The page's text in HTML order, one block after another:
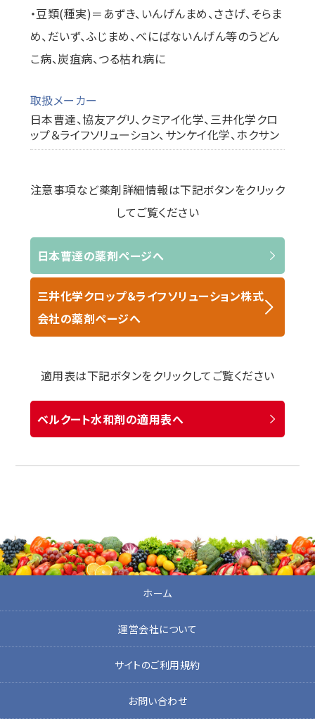
・豆類(種実)＝あずき、いんげんまめ、ささげ、そらま
め、だいず、ふじまめ、べにばないんげん等のうどん
こ病、炭疽病、つる枯れ病に
取扱メーカー
日本曹達、協友アグリ、クミアイ化学、三井化学クロ
ップ＆ライフソリューション、サンケイ化学、ホクサン
注意事項など薬剤詳細情報は下記ボタンをクリック
してご覧ください
日本曹達の薬剤ページへ
三井化学クロップ＆ライフソリューション株式
会社の薬剤ページへ
適用表は下記ボタンをクリックしてご覧ください
ベルクート水和剤の適用表へ
ホーム
運営会社について
サイトのご利用規約
お問い合わせ